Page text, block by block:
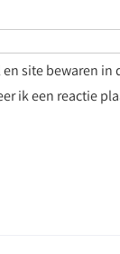
site bewaren in
ik een reactie